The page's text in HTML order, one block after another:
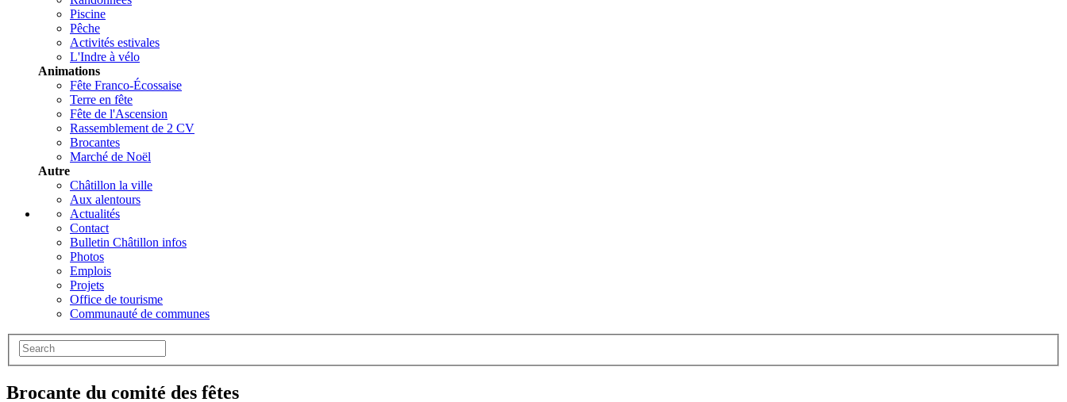
Piscine
Pêche
Activités estivales
L'Indre à vélo
Animations
Fête Franco-Écossaise
Terre en fête
Fête de l'Ascension
Rassemblement de 2 CV
Brocantes
Marché de Noël
Autre
Châtillon la ville
Aux alentours
Actualités
Contact
Bulletin Châtillon infos
Photos
Emplois
Projets
Office de tourisme
Communauté de communes
Brocante du comité des fêtes